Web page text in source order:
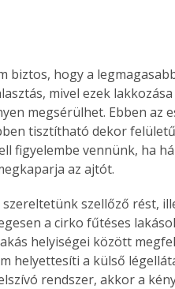
biztos, hogy a
mivel ezek
megsérülhet. Ebben az
tisztítható dekor
figyelembe vennünk, ha
az ajtót.
szellőző rést,
a cirko fűtéses
helyiségei között
helyettesíti a külső
rendszer, akkor a